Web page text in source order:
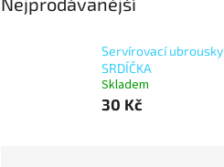
Servírovací ubrousky
SRDÍČKA
Skladem
30 Kč